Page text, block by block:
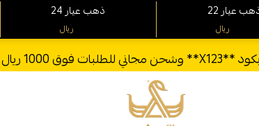
الأربش للذهب
24 ذهب عيار
ريال
ذهب عيار
ريال